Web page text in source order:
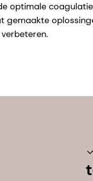
optimale